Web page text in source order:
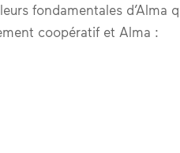
fondamentales d’Alma
coopératif et Alma :